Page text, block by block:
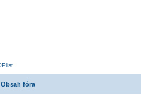
Obsah fóra